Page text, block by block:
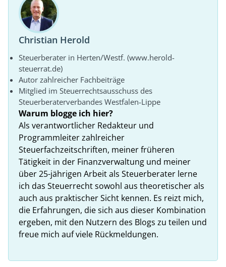
Christian Herold
Steuerberater in Herten/Westf. (www.herold-
steuerrat.de)
Autor zahlreicher Fachbeiträge
Mitglied im Steuerrechtsausschuss des
Steuerberaterverbandes Westfalen-Lippe
Warum blogge ich hier?
Als verantwortlicher Redakteur und
Programmleiter zahlreicher
Steuerfachzeitschriften, meiner früheren
Tätigkeit in der Finanzverwaltung und meiner
über 25-jährigen Arbeit als Steuerberater lerne
ich das Steuerrecht sowohl aus theoretischer als
auch aus praktischer Sicht kennen. Es reizt mich,
die Erfahrungen, die sich aus dieser Kombination
ergeben, mit den Nutzern des Blogs zu teilen und
freue mich auf viele Rückmeldungen.